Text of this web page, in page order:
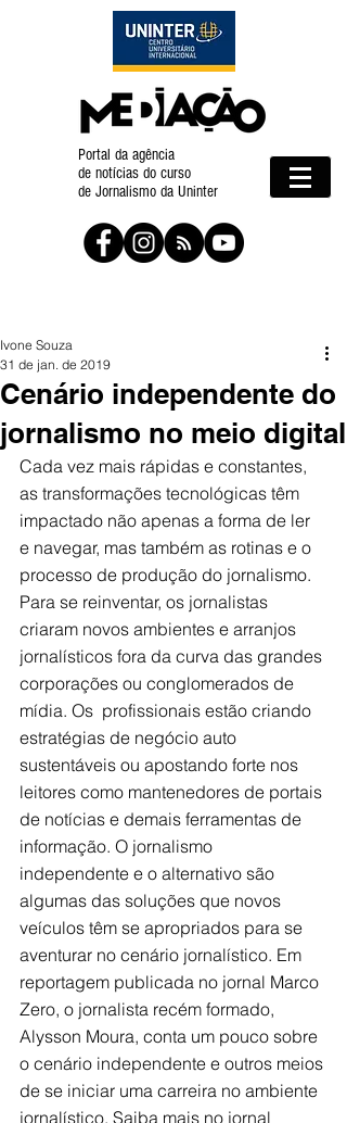
Portal da agência
de notícias do curso
de Jornalismo da Uninter
Cenário independente do
jornalismo no meio digital
Ivone Souza
31 de jan. de 2019
Cada vez mais rápidas e constantes,
as transformações tecnológicas têm
impactado não apenas a forma de ler
e navegar, mas também as rotinas e o
processo de produção do jornalismo.
Para se reinventar, os jornalistas
criaram novos ambientes e arranjos
jornalísticos fora da curva das grandes
corporações ou conglomerados de
mídia. Os  profissionais estão criando
estratégias de negócio auto
sustentáveis ou apostando forte nos
leitores como mantenedores de portais
de notícias e demais ferramentas de
informação. O jornalismo
independente e o alternativo são
algumas das soluções que novos
veículos têm se apropriados para se
aventurar no cenário jornalístico. Em
reportagem publicada no jornal Marco
Zero, o jornalista recém formado,
Alysson Moura, conta um pouco sobre
o cenário independente e outros meios
de se iniciar uma carreira no ambiente
jornalístico. Saiba mais no jornal